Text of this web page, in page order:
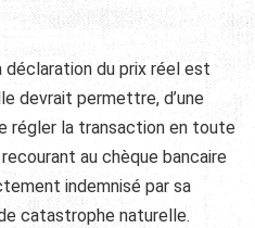
déclaration du prix réel est
devrait permettre, d’une
régler la transaction en toute
au chèque bancaire
indemnisé par sa
catastrophe naturelle.